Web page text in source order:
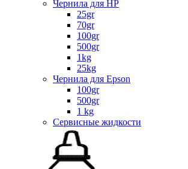
Чернила для HP
25gr
70gr
100gr
500gr
1kg
25kg
Чернила для Epson
100gr
500gr
1 kg
Сервисные жидкости